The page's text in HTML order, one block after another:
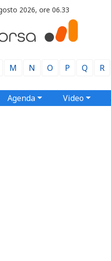
2026, ore 06.33
M N O P Q R
Agenda Video